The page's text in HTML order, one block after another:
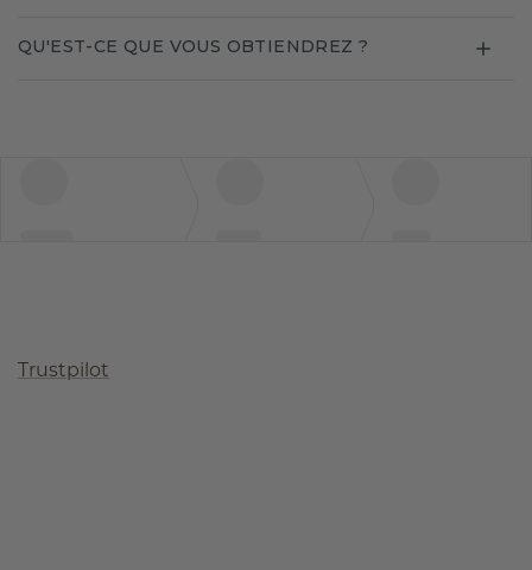
QU'EST-CE QUE VOUS OBTIENDREZ ?
Trustpilot